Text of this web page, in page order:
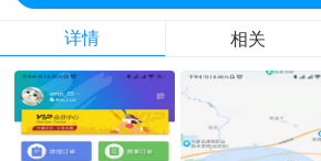
详情 相关